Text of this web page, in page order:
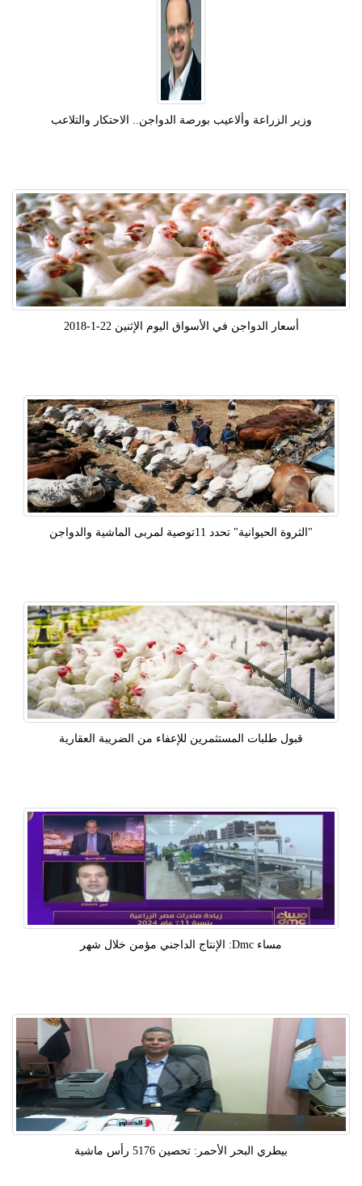
وزير الزراعة وألاعيب بورصة الدواجن.. الاحتكار والتلاعب
أسعار الدواجن في الأسواق اليوم الإثنين 22-1-2018
"الثروة الحيوانية" تحدد 11توصية لمربى الماشية والدواجن
قبول طلبات المستثمرين للإعفاء من الضريبة العقارية
مساء Dmc: الإنتاج الداجني مؤمن خلال شهر
بيطري البحر الأحمر: تحصين 5176 رأس ماشية